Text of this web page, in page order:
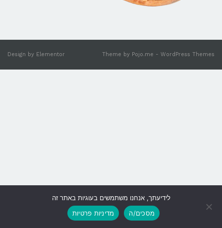
Theme by Pojo.me - WordPress Themes
Design by Elementor
גלילה
לראש
לידיעתך, אנחנו משתמשים בעוגיות באתר זה
מסכים/ה
מדיניות פרטיות